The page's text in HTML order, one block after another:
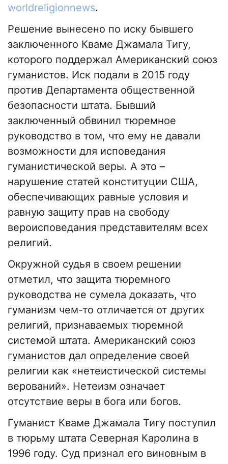
worldreligionnews.
Решение вынесено по иску бывшего
заключенного Кваме Джамала Тигу,
которого поддержал Американский союз
гуманистов. Иск подали в 2015 году
против Департамента общественной
безопасности штата. Бывший
заключенный обвинил тюремное
руководство в том, что ему не давали
возможности для исповедания
гуманистической веры. А это –
нарушение статей конституции США,
обеспечивающих равные условия и
равную защиту прав на свободу
вероисповедания представителям всех
религий.
Окружной судья в своем решении
отметил, что защита тюремного
руководства не сумела доказать, что
гуманизм чем-то отличается от других
религий, признаваемых тюремной
системой штата. Американский союз
гуманистов дал определение своей
религии как «нетеистической системы
верований». Нетеизм означает
отсутствие веры в бога или богов.
Гуманист Кваме Джамала Тигу поступил
в тюрьму штата Северная Каролина в
1996 году. Суд признал его виновным в